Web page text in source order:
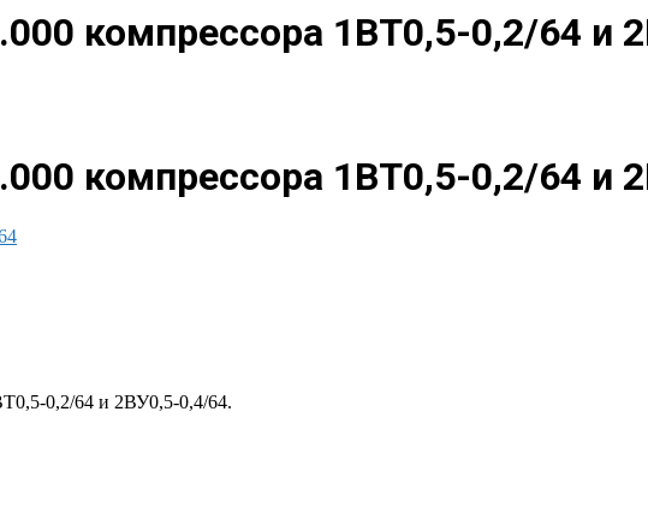
компрессора 1ВТ0,5-0,2/64 и
компрессора 1ВТ0,5-0,2/64 и
0,2/64 и 2ВУ0,5-0,4/64.